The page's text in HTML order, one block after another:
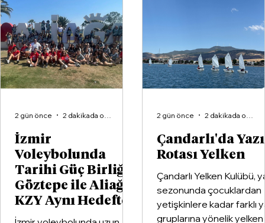
İzmir
Voleybolunda
Tarihi Güç Birliği:
Göztepe ile Aliağa
KZY Aynı Hedefte
2 gün önce
Çandarlı'da
Rotası Yelken
Çandarlı Yelken Kulübü,
sezonunda çocuklardan
yetişkinlere kadar farklı
gruplarına yönelik yelken
2 gün önce